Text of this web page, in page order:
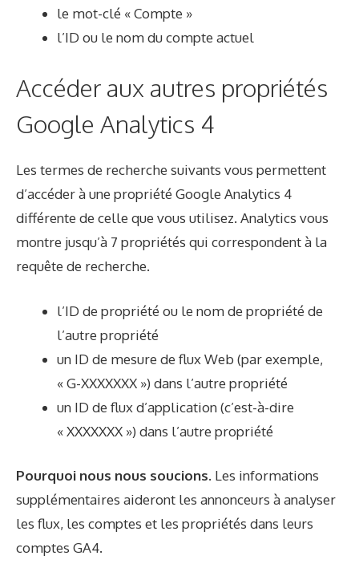
le mot-clé « Compte »
l’ID ou le nom du compte actuel
Accéder aux autres propriétés
Google Analytics 4
Les termes de recherche suivants vous permettent
d’accéder à une propriété Google Analytics 4
différente de celle que vous utilisez. Analytics vous
montre jusqu’à 7 propriétés qui correspondent à la
requête de recherche.
l’ID de propriété ou le nom de propriété de
l’autre propriété
un ID de mesure de flux Web (par exemple,
« G-XXXXXXX ») dans l’autre propriété
un ID de flux d’application (c’est-à-dire
« XXXXXXX ») dans l’autre propriété
Pourquoi nous nous soucions. Les informations
supplémentaires aideront les annonceurs à analyser
les flux, les comptes et les propriétés dans leurs
comptes GA4.